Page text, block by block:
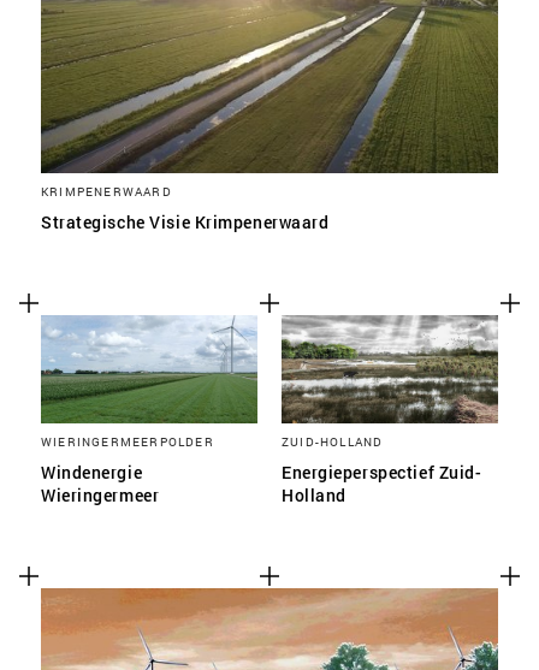
KRIMPENERWAARD
Strategische Visie Krimpenerwaard
WIERINGERMEERPOLDER
Windenergie
Wieringermeer
ZUID-HOLLAND
Energieperspectief Zuid-
Holland